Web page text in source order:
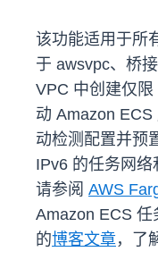
该功能适用于所
于 awsvpc、桥
VPC 中创建仅
动 Amazon ECS
动检测配置并预
IPv6 的任务网络
请参阅 AWS
Amazon ECS 任
的博客文章，了